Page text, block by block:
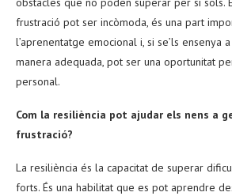
frustració pot ser incòmoda, és una part
l’aprenentatge emocional i, si se’ls ensenya
manera adequada, pot ser una oportunitat
personal.
Com la resiliència pot ajudar els nens a
frustració?
La resiliència és la capacitat de superar
forts. És una habilitat que es pot aprendre